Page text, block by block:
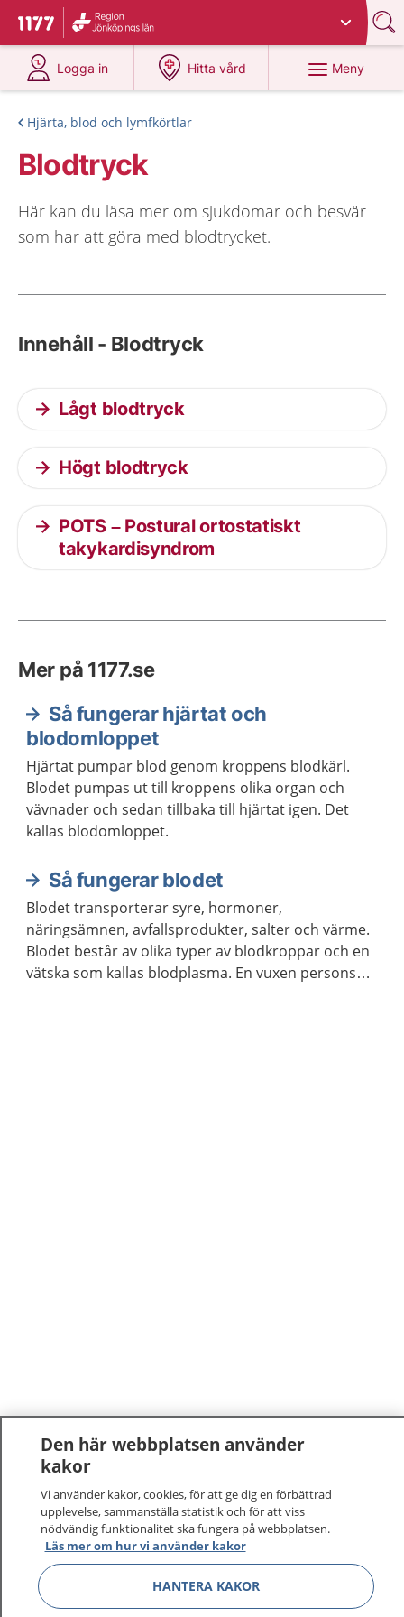
Till startsidan för 1177
Du har valt region
Logga in
på 1177.se
Hitta vård
på 1177.se
Meny
Hjärta, blod och lymfkörtlar
Blodtryck
Här kan du läsa mer om sjukdomar och besvär
som har att göra med blodtrycket.
Innehåll - Blodtryck
Lågt blodtryck
Högt blodtryck
POTS – Postural ortostatiskt
takykardisyndrom
Mer på 1177.se
Så fungerar hjärtat och
blodomloppet
Hjärtat pumpar blod genom kroppens blodkärl.
Blodet pumpas ut till kroppens olika organ och
vävnader och sedan tillbaka till hjärtat igen. Det
kallas blodomloppet.
Så fungerar blodet
Blodet transporterar syre, hormoner,
näringsämnen, avfallsprodukter, salter och värme.
Blodet består av olika typer av blodkroppar och en
vätska som kallas blodplasma. En vuxen persons
1177–tryggt om din hälsa och vård
På 1177.se får du råd om hälsa och information om
Den här webbplatsen använder
kakor
Vi använder kakor, cookies, för att ge dig en förbättrad
upplevelse, sammanställa statistik och för att viss
nödvändig funktionalitet ska fungera på webbplatsen.
Läs mer om hur vi använder kakor
HANTERA KAKOR